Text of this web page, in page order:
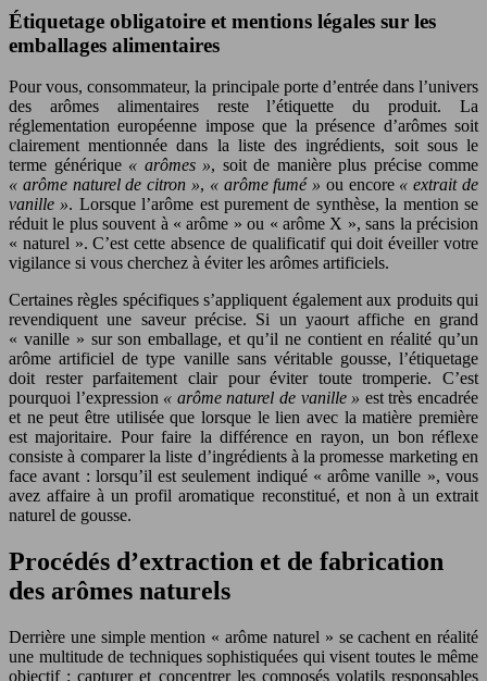
Étiquetage obligatoire et mentions légales sur les
emballages alimentaires
Pour vous, consommateur, la principale porte d’entrée dans l’univers
des arômes alimentaires reste l’étiquette du produit. La
réglementation européenne impose que la présence d’arômes soit
clairement mentionnée dans la liste des ingrédients, soit sous le
terme générique « arômes », soit de manière plus précise comme
« arôme naturel de citron », « arôme fumé » ou encore « extrait de
vanille ». Lorsque l’arôme est purement de synthèse, la mention se
réduit le plus souvent à « arôme » ou « arôme X », sans la précision
« naturel ». C’est cette absence de qualificatif qui doit éveiller votre
vigilance si vous cherchez à éviter les arômes artificiels.
Certaines règles spécifiques s’appliquent également aux produits qui
revendiquent une saveur précise. Si un yaourt affiche en grand
« vanille » sur son emballage, et qu’il ne contient en réalité qu’un
arôme artificiel de type vanille sans véritable gousse, l’étiquetage
doit rester parfaitement clair pour éviter toute tromperie. C’est
pourquoi l’expression « arôme naturel de vanille » est très encadrée
et ne peut être utilisée que lorsque le lien avec la matière première
est majoritaire. Pour faire la différence en rayon, un bon réflexe
consiste à comparer la liste d’ingrédients à la promesse marketing en
face avant : lorsqu’il est seulement indiqué « arôme vanille », vous
avez affaire à un profil aromatique reconstitué, et non à un extrait
naturel de gousse.
Procédés d’extraction et de fabrication
des arômes naturels
Derrière une simple mention « arôme naturel » se cachent en réalité
une multitude de techniques sophistiquées qui visent toutes le même
objectif : capturer et concentrer les composés volatils responsables